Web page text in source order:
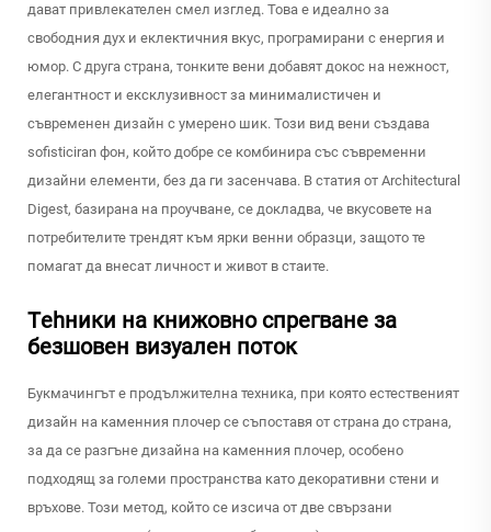
дават привлекателен смел изглед. Това е идеално за
свободния дух и еклектичния вкус, програмирани с енергия и
юмор. С друга страна, тонките вени добавят докос на нежност,
елегантност и ексклузивност за минималистичен и
съвременен дизайн с умерено шик. Този вид вени създава
sofisticiran фон, който добре се комбинира със съвременни
дизайни елементи, без да ги засенчава. В статия от Architectural
Digest, базирана на проучване, се докладва, че вкусовете на
потребителите трендят към ярки венни образци, защото те
помагат да внесат личност и живот в стаите.
Тehники на книжовно спрегване за
безшовен визуален поток
Букмачингът е продължителна техника, при която естественият
дизайн на каменния плочер се съпоставя от страна до страна,
за да се разгъне дизайна на каменния плочер, особено
подходящ за големи пространства като декоративни стени и
връхове. Този метод, който се изсича от две свързани